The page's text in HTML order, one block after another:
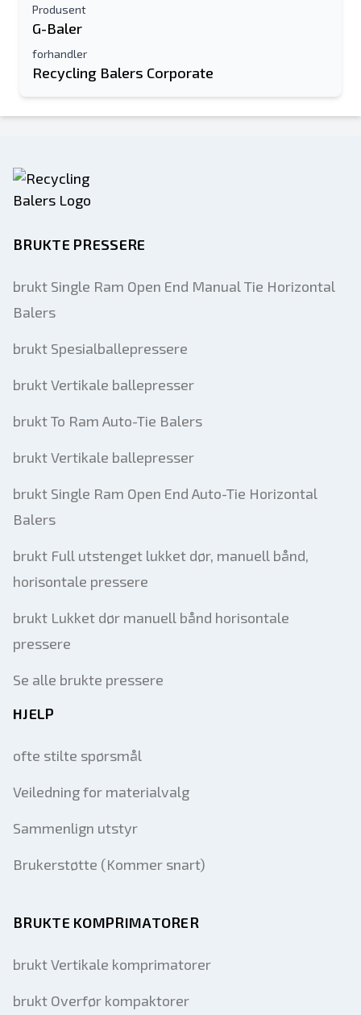
Produsent
G-Baler
forhandler
Recycling Balers Corporate
BRUKTE PRESSERE
brukt Single Ram Open End Manual Tie Horizontal
Balers
brukt Spesialballepressere
brukt Vertikale ballepresser
brukt To Ram Auto-Tie Balers
brukt Vertikale ballepresser
brukt Single Ram Open End Auto-Tie Horizontal
Balers
brukt Full utstenget lukket dør, manuell bånd,
horisontale pressere
brukt Lukket dør manuell bånd horisontale
pressere
Se alle brukte pressere
HJELP
ofte stilte spørsmål
Veiledning for materialvalg
Sammenlign utstyr
Brukerstøtte (Kommer snart)
BRUKTE KOMPRIMATORER
brukt Vertikale komprimatorer
brukt Overfør kompaktorer